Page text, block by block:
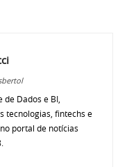
Dados e BI,
tecnologias, fintechs e
portal de notícias